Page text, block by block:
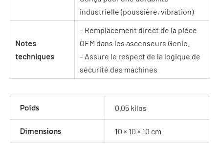
industrielle (poussière, vibration)
Notes
techniques
– Remplacement direct de la pièce
OEM dans les ascenseurs Genie.
– Assure le respect de la logique de
sécurité des machines
Poids 0.05 kilos
Dimensions 10 × 10 × 10 cm